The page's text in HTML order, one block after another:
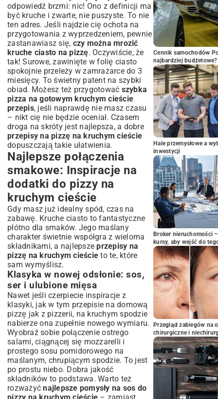
odpowiedź brzmi: nic! Ono z definicji ma
być kruche i zwarte, nie puszyste. To nie
ten adres. Jeśli najdzie cię ochota na
przygotowania z wyprzedzeniem, pewnie
zastanawiasz się, czy można mrozić
kruche ciasto na pizzę. Oczywiście, że
tak! Surowe, zawinięte w folię ciasto
spokojnie przeleży w zamrażarce do 3
miesięcy. To świetny patent na szybki
obiad. Możesz też przygotować szybka
pizza na gotowym kruchym cieście
przepis, jeśli naprawdę nie masz czasu
– nikt cię nie będzie oceniał. Czasem
droga na skróty jest najlepsza, a dobre
przepisy na pizzę na kruchym cieście
dopuszczają takie ułatwienia.
Najlepsze połączenia
smakowe: Inspiracje na
dodatki do pizzy na
kruchym cieście
Gdy masz już idealny spód, czas na
zabawę. Kruche ciasto to fantastyczne
płótno dla smaków. Jego maślany
charakter świetnie współgra z wieloma
składnikami, a najlepszeprzepisy na
pizzę na kruchym cieście to te, które
sam wymyślisz.
Klasyka w nowej odsłonie: sos,
ser i ulubione mięsa
Nawet jeśli czerpiecie inspiracje z
klasyki, jak w tym przepisie na domową
pizzę jak z pizzerii, na kruchym spodzie
nabierze ona zupełnie nowego wymiaru.
Wyobraź sobie połączenie ostrego
salami, ciągnącej się mozzarelli i
prostego sosu pomidorowego na
maślanym, chrupiącym spodzie. To jest
po prostu niebo. Dobra jakość
składników to podstawa. Warto też
rozważyćnajlepsze pomysły na sos do
Cennik samochodów
najbardziej budżetowe?
Hale przemysłowe a
inwestycji
Broker nieruchomości
kursy, aby wejść do
Przegląd zabiegów na
chirurgiczne i